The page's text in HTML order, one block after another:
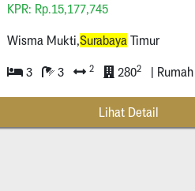
KPR: Rp.15,177,745
Wisma Mukti,Surabaya Timur
3 3 2 2802 | Rumah
Lihat Detail